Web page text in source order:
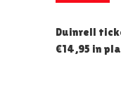
Duinrell
€14,95 in